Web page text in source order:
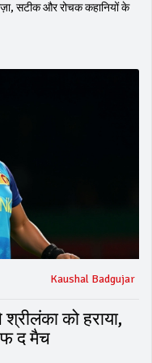
सटीक और रोचक कहानियों के
Kaushal Badgujar
को हराया,
द मैच